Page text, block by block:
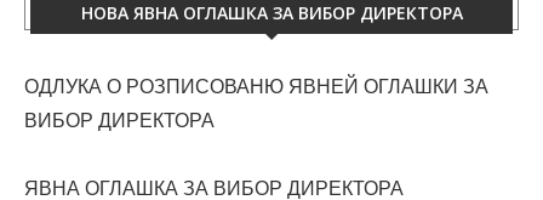
НОВА ЯВНА ОГЛАШКА ЗА ВИБОР ДИРЕКТОРА
ОДЛУКА О РОЗПИСОВАНЮ ЯВНЕЙ ОГЛАШКИ ЗА
ВИБОР ДИРЕКТОРА
ЯВНА ОГЛАШКА ЗА ВИБОР ДИРЕКТОРА